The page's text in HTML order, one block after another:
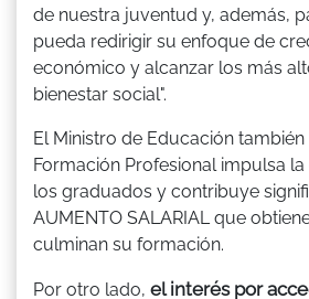
de nuestra juventud y, además,
pueda redirigir su enfoque de
económico y alcanzar los más
bienestar social".
El Ministro de Educación
Formación Profesional impulsa
los graduados y contribuye
AUMENTO SALARIAL que
culminan su formación.
Por otro lado, el interés por